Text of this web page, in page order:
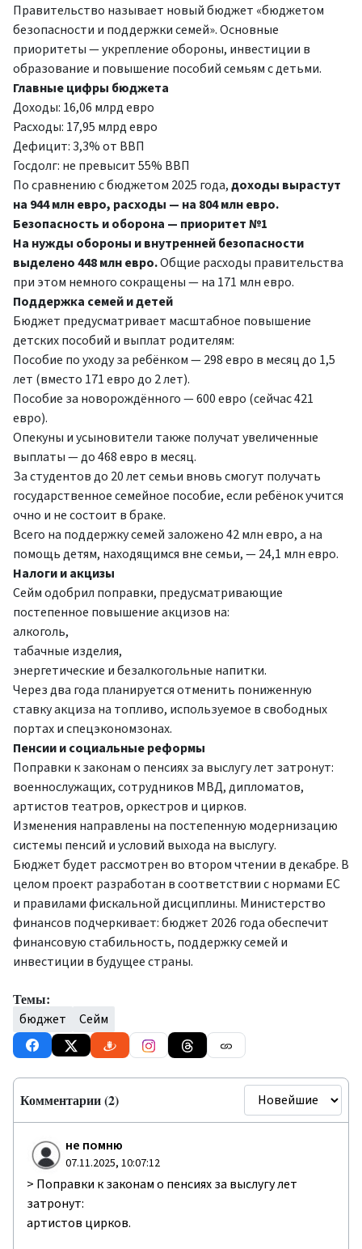
Правительство называет новый бюджет «бюджетом
безопасности и поддержки семей». Основные
приоритеты — укрепление обороны, инвестиции в
образование и повышение пособий семьям с детьми.
Главные цифры бюджета
Доходы: 16,06 млрд евро
Расходы: 17,95 млрд евро
Дефицит:3,3% от ВВП
Госдолг: не превысит 55% ВВП
По сравнению с бюджетом 2025 года,доходы вырастут
на 944 млн евро, расходы — на 804 млн евро.
Безопасность и оборона — приоритет №1
На нужды обороны и внутренней безопасности
выделено 448 млн евро.Общие расходы правительства
при этом немного сокращены — на 171 млн евро.
Поддержка семей и детей
Бюджет предусматривает масштабное повышение
детских пособий и выплат родителям:
Пособие по уходу за ребёнком— 298 евро в месяц до 1,5
лет (вместо 171 евро до 2 лет).
Пособие за новорождённого— 600 евро (сейчас 421
евро).
Опекуны и усыновители также получат увеличенные
выплаты— до 468 евро в месяц.
За студентов до 20 летсемьи вновь смогут получать
государственное семейное пособие, если ребёнок учится
очно и не состоит в браке.
Всего на поддержку семей заложено 42 млн евро, а на
помощь детям, находящимся вне семьи, — 24,1 млн евро.
Налоги и акцизы
Сейм одобрил поправки, предусматривающие
постепенное повышение акцизов на:
алкоголь,
табачные изделия,
энергетические и безалкогольные напитки.
Через два года планируется отменить пониженную
ставку акциза на топливо, используемое в свободных
портах и спецэкономзонах.
Пенсии и социальные реформы
Поправки к законам о пенсиях за выслугу лет затронут:
военнослужащих, сотрудников МВД, дипломатов,
артистов театров, оркестров и цирков.
Изменения направлены на постепенную модернизацию
системы пенсий и условий выхода на выслугу.
Бюджет будет рассмотрен во втором чтении в декабре. В
целом проект разработан в соответствии с нормами ЕС
и правилами фискальной дисциплины. Министерство
финансов подчеркивает: бюджет 2026 года обеспечит
финансовую стабильность, поддержку семей и
инвестиции в будущее страны.
Темы:
бюджет Сейм
Комментарии (2)
не помню
07.11.2025, 10:07:12
> Поправки к законам о пенсиях за выслугу лет
затронут:
артистов цирков.